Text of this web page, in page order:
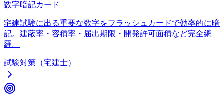
数字暗記カード
宅建試験に出る重要な数字をフラッシュカードで効率的に暗
記。建蔽率・容積率・届出期限・開発許可面積など完全網
羅。
試験対策（宅建士）